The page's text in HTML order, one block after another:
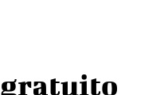
gratuito